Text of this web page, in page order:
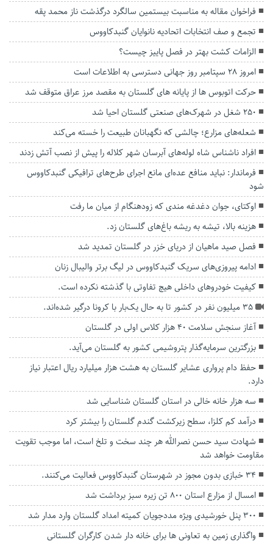
فراخوان مقاله به مناسبت بیستمین سالگرد درگذشت ناز محمد پقه
تجمع و صف انتخابات اتحادیه نانوایان گنبدکاووس
الزامات کشت بهتر در فصل پاییز چیست؟
امروز ۲۸ سپتامبر روز جهانی دسترسی به اطلاعات است
حرکت اتوبوس ها از پایانه های گلستان به مقصد مرز عراق متوقف شد
۲۵۰ شغل در شهرک‌های صنعتی گلستان احیا شد
شعله‌های مزارع؛ چالشی که نگهبانان طبیعت را خسته می‌کند
افراد ناشناس شاه لوله‌های آبرسان شهر کلاله را پیش از نصب آتش زدند
فرماندار: نباید منافع عده‌ای مانع اجرای طرح‌های ترافیکی گنبدکاووس
شود
اوکتای، جوان دغدغه مندی که زودهنگام از میان ما رفت
هزینه بالا، تیشه به ریشه باغ‌های گلستان زد.
فصل صید ماهیان از دریای خزر در گلستان تمدید شد
ادامه پیروزی‌های سریک گنبدکاووس در لیگ برتر والیبال زنان
کیفیت خودروهای داخلی هیچ تفاوتی با گذشته نکرده است.
۳۵ میلیون نفر در کشور تا به حال یک‌بار با کرونا درگیر شده‌اند.
آغاز سنجش سلامت ۴۰ هزار کلاس اولی در گلستان
بزرگترین سرمایه‌گذار پتروشیمی کشور به گلستان می‌آید.
حفظ دام پرواری عشایر گلستان به هشت هزار میلیارد ریال اعتبار نیاز
دارد.
سه هزار خانه خالی در استان گلستان شناسایی شد
درآمد کم کلزا، سطح زیرکشت گندم گلستان را بیشتر کرد
شهادت سید حسن نصرالله هر چند سخت و تلخ است، اما موجب تقویت
مقاومت خواهد شد
۳۴ خبازی بدون مجوز در شهرستان گنبدکاووس فعالیت می‌کنند.
امسال از مزارع استان ۸۰۰ تن زیره سبز برداشت شد
۳۰۰ پنل خورشیدی ویژه مددجویان کمیته امداد گلستان وارد مدار شد
واگذاری زمین به تعاونی ها برای خانه دار شدن کارگران گلستانی